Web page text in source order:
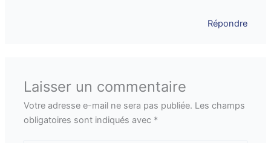
Répondre
Laisser un commentaire
Votre adresse e-mail ne sera pas publiée. Les champs
obligatoires sont indiqués avec *